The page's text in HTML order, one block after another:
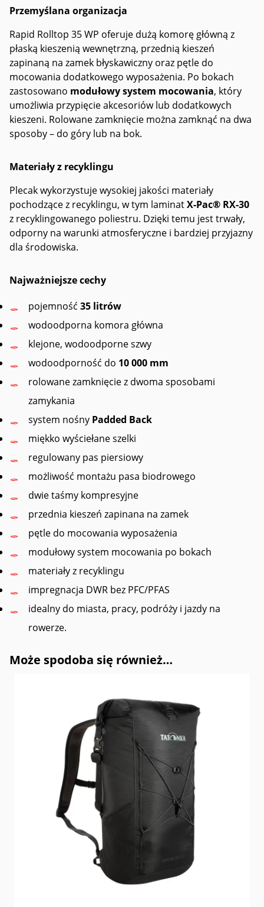
Przemyślana organizacja
Rapid Rolltop 35 WP oferuje dużą komorę główną z
płaską kieszenią wewnętrzną, przednią kieszeń
zapinaną na zamek błyskawiczny oraz pętle do
mocowania dodatkowego wyposażenia. Po bokach
zastosowano modułowy system mocowania, który
umożliwia przypięcie akcesoriów lub dodatkowych
kieszeni. Rolowane zamknięcie można zamknąć na dwa
sposoby – do góry lub na bok.
Materiały z recyklingu
Plecak wykorzystuje wysokiej jakości materiały
pochodzące z recyklingu, w tym laminatX-Pac® RX-30
z recyklingowanego poliestru. Dzięki temu jest trwały,
odporny na warunki atmosferyczne i bardziej przyjazny
dla środowiska.
Najważniejsze cechy
pojemność 35 litrów
wodoodporna komora główna
klejone, wodoodporne szwy
wodoodporność do 10 000 mm
rolowane zamknięcie z dwoma sposobami
zamykania
system nośny Padded Back
miękko wyściełane szelki
regulowany pas piersiowy
możliwość montażu pasa biodrowego
dwie taśmy kompresyjne
przednia kieszeń zapinana na zamek
pętle do mocowania wyposażenia
modułowy system mocowania po bokach
materiały z recyklingu
impregnacja DWR bez PFC/PFAS
idealny do miasta, pracy, podróży i jazdy na
rowerze.
Może spodoba się również…